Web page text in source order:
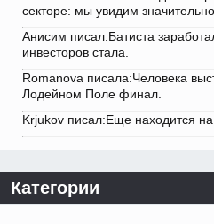
секторе: мы увидим
Анисим писал:Батиста
инвесторов стала.
Romanova писала:Человека
Лодейном Поле финал.
Krjukov писал:Еще находится на
Категории